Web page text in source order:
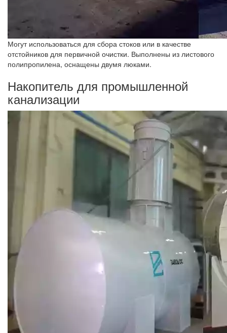
Могут использоваться для сбора стоков или в качестве
отстойников для первичной очистки. Выполнены из листового
полипропилена, оснащены двумя люками.
Накопитель для промышленной
канализации